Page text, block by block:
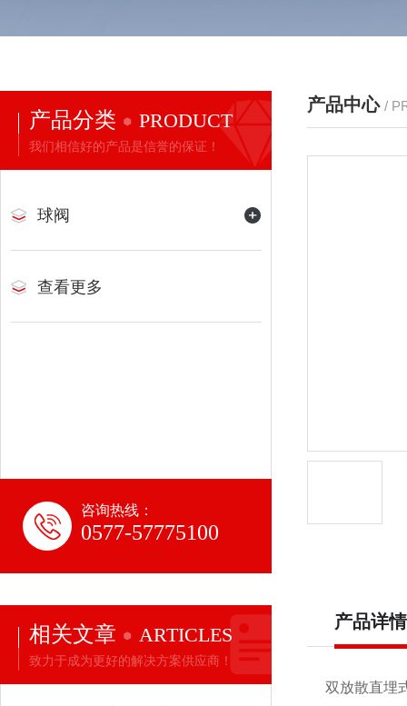
产品分类 PRODUCT
我们相信好的产品是信誉的保证！
球阀
查看更多
咨询热线：
0577-57775100
相关文章 ARTICLES
致力于成为更好的解决方案供应商！
产品中心 /
产品详情
双放散直埋